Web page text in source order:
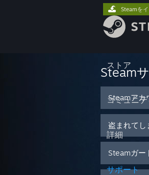
ストア
コミュニ
詳細
サポート
Steamを
Steam
Steamアカ
盗まれて
Steamガー